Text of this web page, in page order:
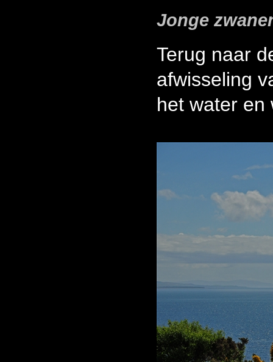
Jonge
Terug naar
afwisseling
het water en